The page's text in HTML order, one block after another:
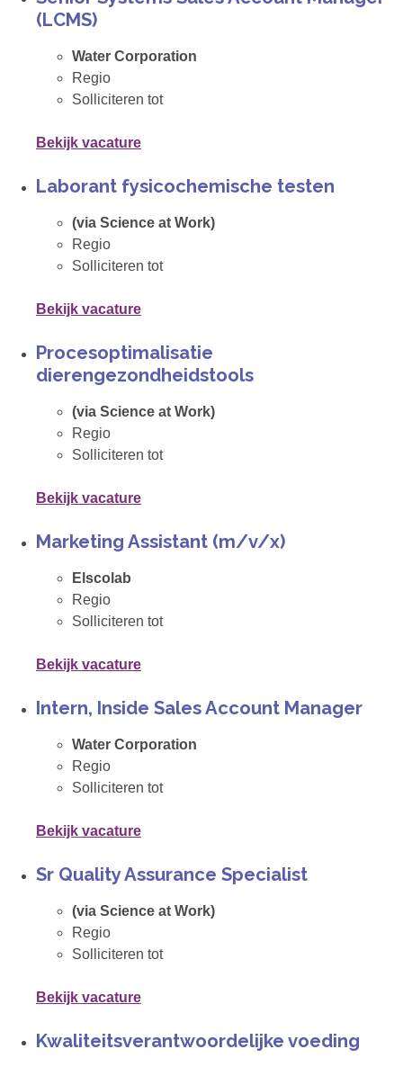
(LCMS)
Water Corporation
Regio
Solliciteren tot
Bekijk vacature
Laborant fysicochemische testen
(via Science at Work)
Regio
Solliciteren tot
Bekijk vacature
Procesoptimalisatie
dierengezondheidstools
(via Science at Work)
Regio
Solliciteren tot
Bekijk vacature
Marketing Assistant (m/v/x)
Elscolab
Regio
Solliciteren tot
Bekijk vacature
Intern, Inside Sales Account Manager
Water Corporation
Regio
Solliciteren tot
Bekijk vacature
Sr Quality Assurance Specialist
(via Science at Work)
Regio
Solliciteren tot
Bekijk vacature
Kwaliteitsverantwoordelijke voeding